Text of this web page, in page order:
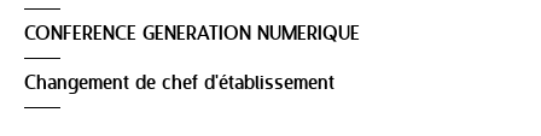
CONFERENCE GENERATION NUMERIQUE
Changement de chef d'établissement